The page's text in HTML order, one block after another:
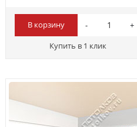
В корзину
Купить в 1 клик